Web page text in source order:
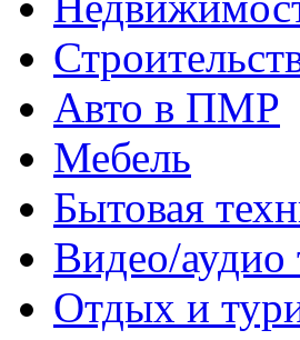
Авто в ПМР
Мебель
Бытовая
Видео/аудио
Отдых и